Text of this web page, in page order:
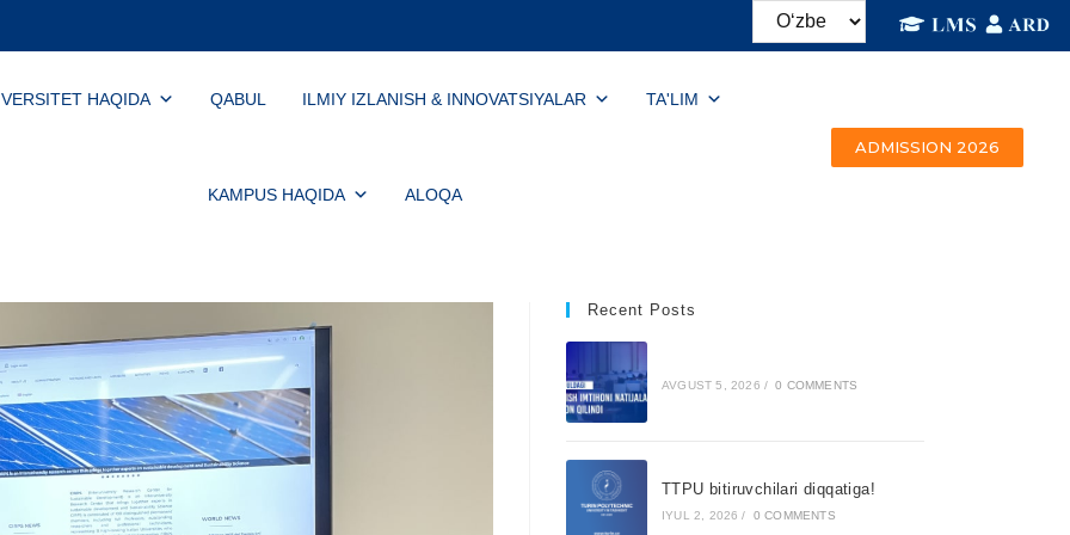
HAQIDA QABUL ILMIY IZLANISH & INNOVATSIYALAR TA'LIM
KAMPUS HAQIDA ALOQA
ADMISSION 2026
Recent Posts
AVGUST 5, 2026 / 0 COMMENTS
TTPU bitiruvchilari diqqatiga!
IYUL 2, 2026 / 0 COMMENTS